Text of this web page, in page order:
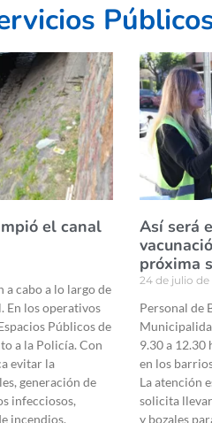
el canal
a cabo a lo largo de
En los operativos
Públicos de
a la Policía. Con
evitar la
generación de
infecciosos,
incendios.
Así será
próxima
24 de julio de
Personal de
9.30 a 12.30
en los
La atención
solicita
y bozales